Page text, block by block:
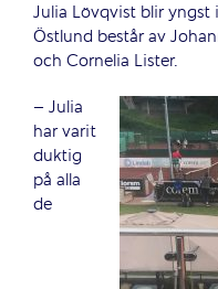
Julia Lövqvist blir
Östlund består av
och Cornelia Lister.
– Julia
har varit
duktig
på alla
de